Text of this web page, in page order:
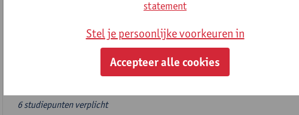
Verplicht algemeen opleidingsonderdeel
Deze 6 verplichte studiepunten tellen mee in de
6 studiepunten verplicht
statement
Stel je persoonlijke voorkeuren in
Accepteer alle cookies